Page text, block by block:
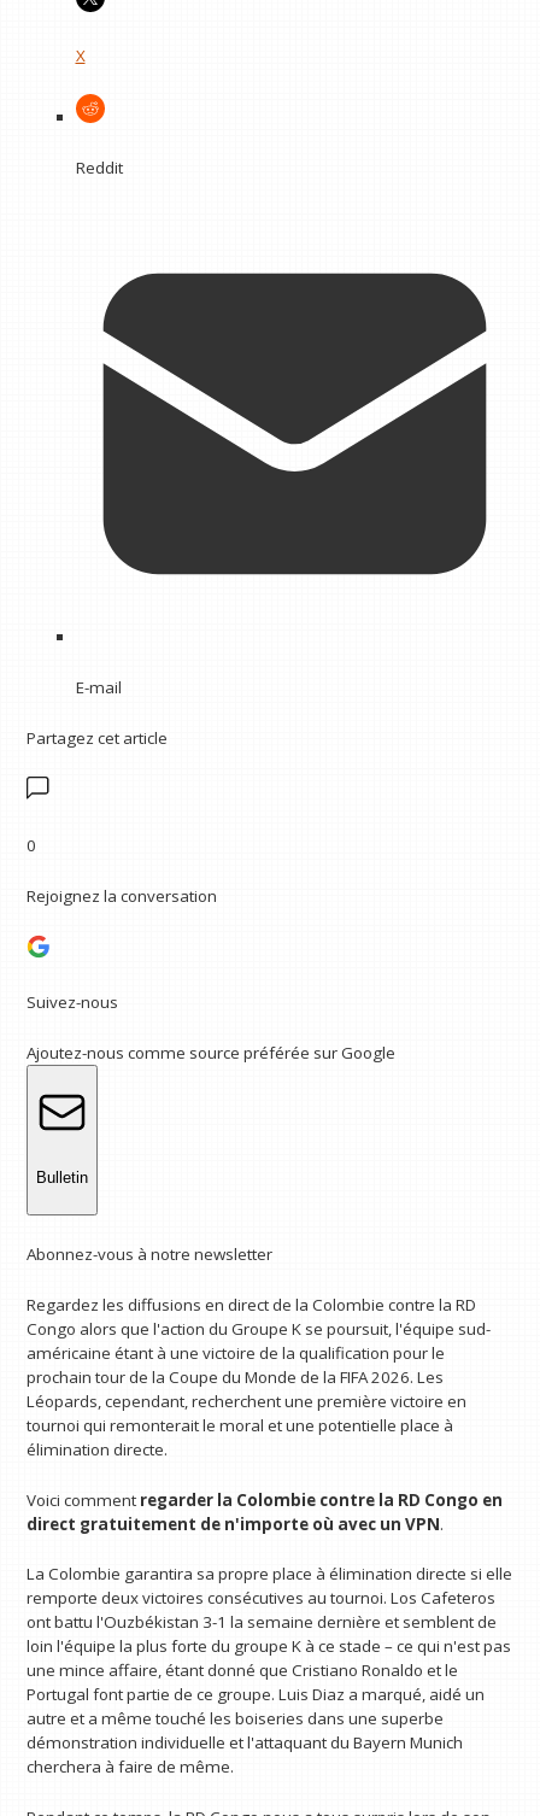
X
Reddit
E-mail
Partagez cet article
0
Rejoignez la conversation
Suivez-nous
Ajoutez-nous comme source préférée sur Google
Bulletin
Abonnez-vous à notre newsletter
Regardez les diffusions en direct de la Colombie contre la RD
Congo alors que l'action du Groupe K se poursuit, l'équipe sud-
américaine étant à une victoire de la qualification pour le
prochain tour de la Coupe du Monde de la FIFA 2026. Les
Léopards, cependant, recherchent une première victoire en
tournoi qui remonterait le moral et une potentielle place à
élimination directe.
Voici comment regarder la Colombie contre la RD Congo en
direct gratuitement de n'importe où avec un VPN.
La Colombie garantira sa propre place à élimination directe si elle
remporte deux victoires consécutives au tournoi. Los Cafeteros
ont battu l'Ouzbékistan 3-1 la semaine dernière et semblent de
loin l'équipe la plus forte du groupe K à ce stade – ce qui n'est pas
une mince affaire, étant donné que Cristiano Ronaldo et le
Portugal font partie de ce groupe. Luis Diaz a marqué, aidé un
autre et a même touché les boiseries dans une superbe
démonstration individuelle et l'attaquant du Bayern Munich
cherchera à faire de même.